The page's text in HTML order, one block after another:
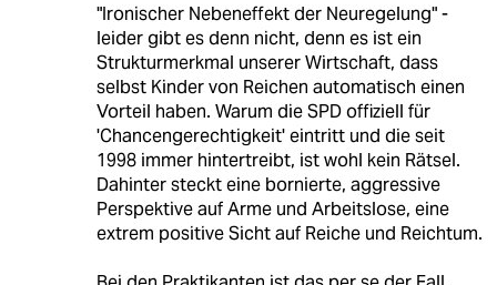
"Ironischer Nebeneffekt der Neuregelung" -
leider gibt es denn nicht, denn es ist ein
Strukturmerkmal unserer Wirtschaft, dass
selbst Kinder von Reichen automatisch einen
Vorteil haben. Warum die SPD offiziell für
'Chancengerechtigkeit' eintritt und die seit
1998 immer hintertreibt, ist wohl kein Rätsel.
Dahinter steckt eine bornierte, aggressive
Perspektive auf Arme und Arbeitslose, eine
extrem positive Sicht auf Reiche und Reichtum.